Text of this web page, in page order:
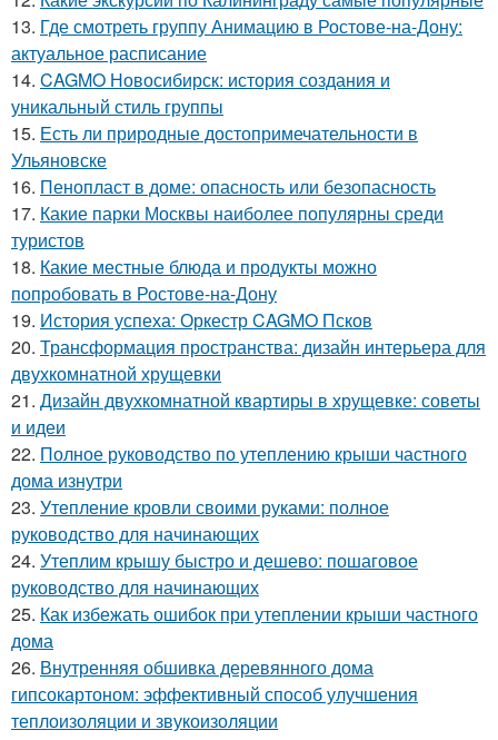
13. Где смотреть группу Анимацию в Ростове-на-Дону:
актуальное расписание
14. CAGMO Новосибирск: история создания и
уникальный стиль группы
15. Есть ли природные достопримечательности в
Ульяновске
16. Пенопласт в доме: опасность или безопасность
17. Какие парки Москвы наиболее популярны среди
туристов
18. Какие местные блюда и продукты можно
попробовать в Ростове-на-Дону
19. История успеха: Оркестр CAGMO Псков
20. Трансформация пространства: дизайн интерьера для
двухкомнатной хрущевки
21. Дизайн двухкомнатной квартиры в хрущевке: советы
и идеи
22. Полное руководство по утеплению крыши частного
дома изнутри
23. Утепление кровли своими руками: полное
руководство для начинающих
24. Утеплим крышу быстро и дешево: пошаговое
руководство для начинающих
25. Как избежать ошибок при утеплении крыши частного
дома
26. Внутренняя обшивка деревянного дома
гипсокартоном: эффективный способ улучшения
теплоизоляции и звукоизоляции